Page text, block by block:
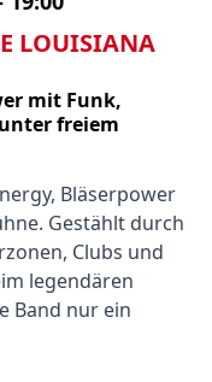
LOUISIANA
mit Funk,
freiem
Bläserpower
Gestählt durch
Clubs und
legendären
Band nur ein